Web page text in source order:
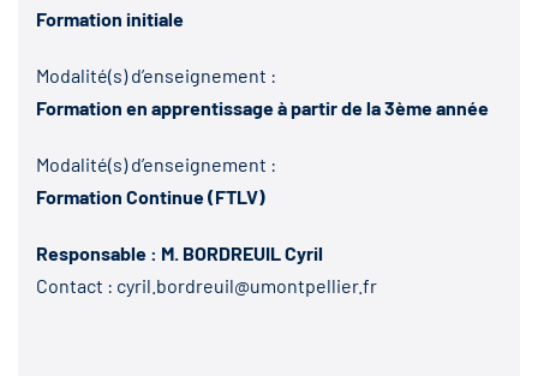
Formation initiale
Modalité(s) d’enseignement :
Formation en apprentissage à partir de la 3ème année
Modalité(s) d’enseignement :
Formation Continue (FTLV)
Responsable : M. BORDREUIL Cyril
Contact : cyril.bordreuil@umontpellier.fr